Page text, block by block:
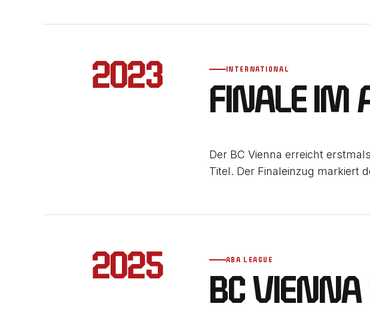
2023 INTERNATIONAL
FINALE IM
Der BC Vienna erreicht
Titel. Der Finaleinzug markiert
2025 ABA LEAGUE
BC VIENNA